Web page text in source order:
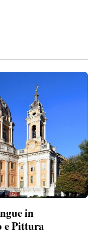
in
e Pittura